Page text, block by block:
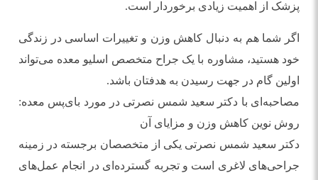
پزشک از اهمیت زیادی برخوردار است.
اگر شما هم به دنبال کاهش وزن و تغییرات اساسی در زندگی
خود هستید، مشاوره با یک جراح متخصص اسلیو معده می‌تواند
اولین گام در جهت رسیدن به هدفتان باشد.
مصاحبه‌ای با دکتر سعید شمس نصرتی در مورد بای‌پس معده:
روش نوین کاهش وزن و مزایای آن
دکتر سعید شمس نصرتی یکی از متخصصان برجسته در زمینه
جراحی‌های لاغری است و تجربه گسترده‌ای در انجام عمل‌های